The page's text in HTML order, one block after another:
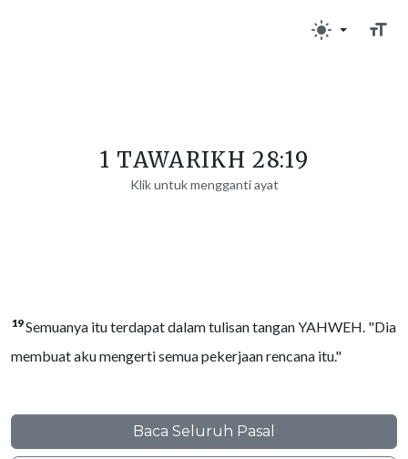
1 TAWARIKH 28:19
Klik untuk mengganti ayat
19Semuanya itu terdapat dalam tulisan tangan YAHWEH. "Dia
membuat aku mengerti semua pekerjaan rencana itu."
Baca Seluruh Pasal